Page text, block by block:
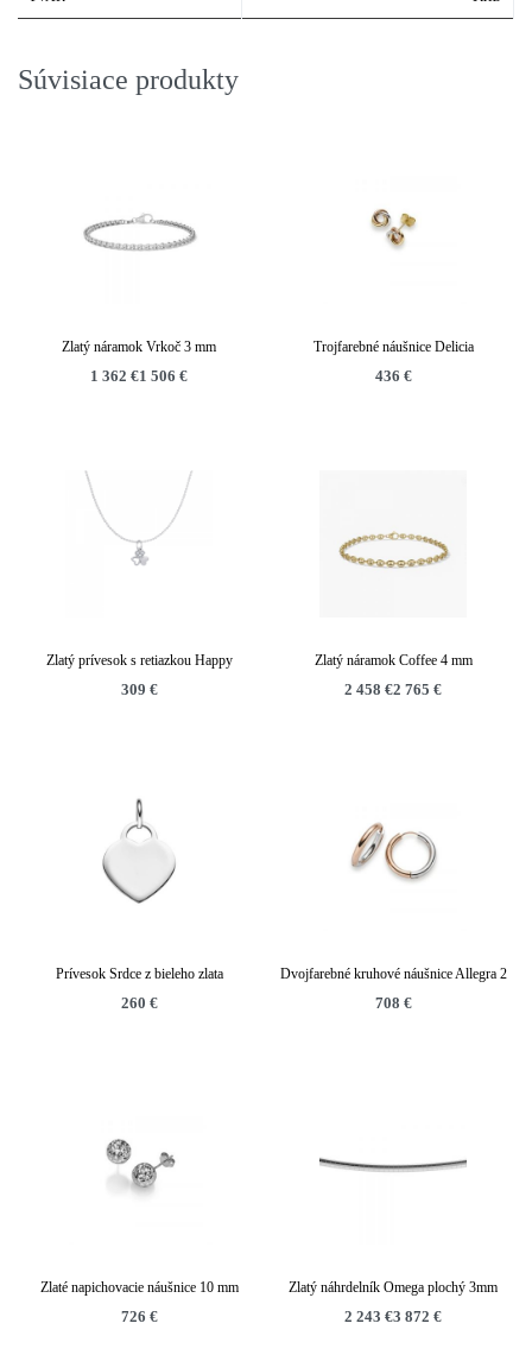
Súvisiace produkty
Zlatý náramok Vrkoč 3 mm
1 362€1 506 €
Trojfarebné náušnice Delicia
436 €
Zlatý prívesok s retiazkou Happy
309 €
Zlatý náramok Coffee 4 mm
2 458€2 765 €
Prívesok Srdce z bieleho zlata
260 €
Dvojfarebné kruhové náušnice Allegra 2
708 €
Zlaté napichovacie náušnice 10 mm
726 €
Zlatý náhrdelník Omega plochý 3mm
2 243€3 872 €